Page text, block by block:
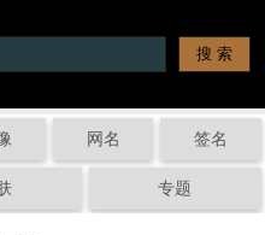
网名 签名
专题